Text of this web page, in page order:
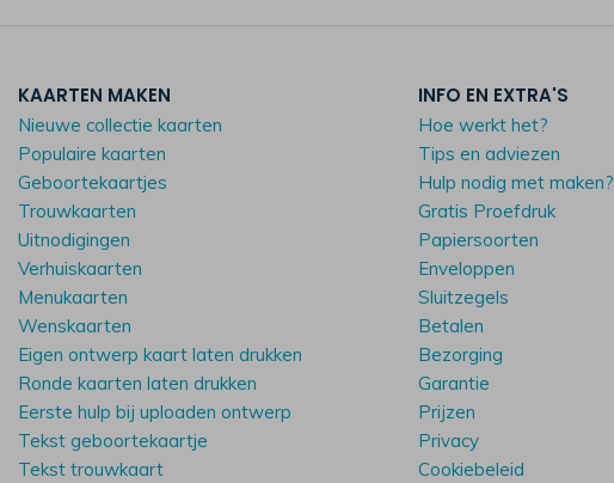
KAARTEN MAKEN
Nieuwe collectie kaarten
Populaire kaarten
Geboortekaartjes
Trouwkaarten
Uitnodigingen
Verhuiskaarten
Menukaarten
Wenskaarten
Eigen ontwerp kaart laten drukken
Ronde kaarten laten drukken
Eerste hulp bij uploaden ontwerp
Tekst geboortekaartje
Tekst trouwkaart
INFO EN EXTRA'S
Hoe werkt het?
Tips en adviezen
Hulp nodig met maken?
Gratis Proefdruk
Papiersoorten
Enveloppen
Sluitzegels
Betalen
Bezorging
Garantie
Prijzen
Privacy
Cookiebeleid